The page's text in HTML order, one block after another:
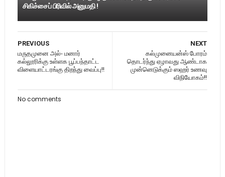
சிகிச்சைப் பிரிவில் அனுமதி !
NEXT
கல்முனையன்ஸ் போரம்
தொடர்ந்து ஏழாவது ஆண்டாக
முன்னெடுக்கும் ஸஹர் உணவு
விநியோகம்!!
PREVIOUS
மருதமுனை அல்- மனார்
கல்லூரிக்கு உள்ளக பூப்பந்தாட்ட
விளையாட்டரங்கு திறந்து வைப்பு!!
No comments